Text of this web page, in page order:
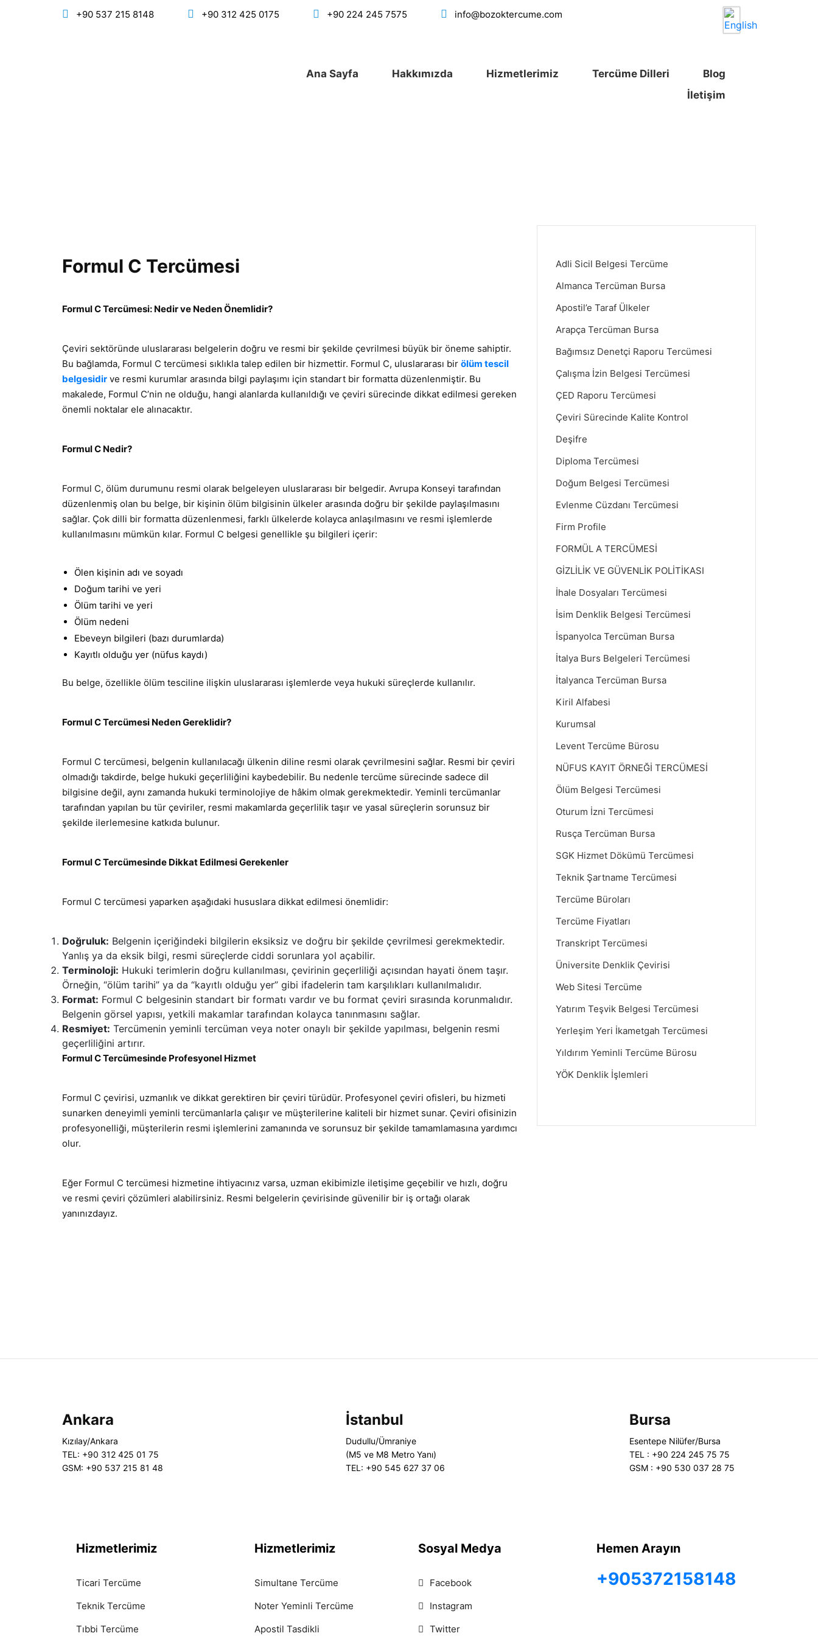
+90 537 215 8148 +90 312 425 0175 +90 224 245 7575 info@bozoktercume.com
Ana Sayfa Hakkımızda Hizmetlerimiz Tercüme Dilleri
Blog
İletişim
Formul C Tercümesi
Formul C Tercümesi: Nedir ve Neden Önemlidir?
Çeviri sektöründe uluslararası belgelerin doğru ve resmi bir şekilde çevrilmesi büyük bir öneme sahiptir.
Bu bağlamda, Formul C tercümesi sıklıkla talep edilen bir hizmettir. Formul C, uluslararası bir ölüm tescil
belgesidir ve resmi kurumlar arasında bilgi paylaşımı için standart bir formatta düzenlenmiştir. Bu
makalede, Formul C’nin ne olduğu, hangi alanlarda kullanıldığı ve çeviri sürecinde dikkat edilmesi gereken
önemli noktalar ele alınacaktır.
Formul C Nedir?
Formul C, ölüm durumunu resmi olarak belgeleyen uluslararası bir belgedir. Avrupa Konseyi tarafından
düzenlenmiş olan bu belge, bir kişinin ölüm bilgisinin ülkeler arasında doğru bir şekilde paylaşılmasını
sağlar. Çok dilli bir formatta düzenlenmesi, farklı ülkelerde kolayca anlaşılmasını ve resmi işlemlerde
kullanılmasını mümkün kılar. Formul C belgesi genellikle şu bilgileri içerir:
Ölen kişinin adı ve soyadı
Doğum tarihi ve yeri
Ölüm tarihi ve yeri
Ölüm nedeni
Ebeveyn bilgileri (bazı durumlarda)
Kayıtlı olduğu yer (nüfus kaydı)
Bu belge, özellikle ölüm tesciline ilişkin uluslararası işlemlerde veya hukuki süreçlerde kullanılır.
Formul C Tercümesi Neden Gereklidir?
Formul C tercümesi, belgenin kullanılacağı ülkenin diline resmi olarak çevrilmesini sağlar. Resmi bir çeviri
olmadığı takdirde, belge hukuki geçerliliğini kaybedebilir. Bu nedenle tercüme sürecinde sadece dil
bilgisine değil, aynı zamanda hukuki terminolojiye de hâkim olmak gerekmektedir. Yeminli tercümanlar
tarafından yapılan bu tür çeviriler, resmi makamlarda geçerlilik taşır ve yasal süreçlerin sorunsuz bir
şekilde ilerlemesine katkıda bulunur.
Formul C Tercümesinde Dikkat Edilmesi Gerekenler
Formul C tercümesi yaparken aşağıdaki hususlara dikkat edilmesi önemlidir:
Doğruluk: Belgenin içeriğindeki bilgilerin eksiksiz ve doğru bir şekilde çevrilmesi gerekmektedir.
Yanlış ya da eksik bilgi, resmi süreçlerde ciddi sorunlara yol açabilir.
Terminoloji: Hukuki terimlerin doğru kullanılması, çevirinin geçerliliği açısından hayati önem taşır.
Örneğin, “ölüm tarihi” ya da “kayıtlı olduğu yer” gibi ifadelerin tam karşılıkları kullanılmalıdır.
Format: Formul C belgesinin standart bir formatı vardır ve bu format çeviri sırasında korunmalıdır.
Belgenin görsel yapısı, yetkili makamlar tarafından kolayca tanınmasını sağlar.
Resmiyet: Tercümenin yeminli tercüman veya noter onaylı bir şekilde yapılması, belgenin resmi
geçerliliğini artırır.
Formul C Tercümesinde Profesyonel Hizmet
Formul C çevirisi, uzmanlık ve dikkat gerektiren bir çeviri türüdür. Profesyonel çeviri ofisleri, bu hizmeti
sunarken deneyimli yeminli tercümanlarla çalışır ve müşterilerine kaliteli bir hizmet sunar. Çeviri ofisinizin
profesyonelliği, müşterilerin resmi işlemlerini zamanında ve sorunsuz bir şekilde tamamlamasına yardımcı
olur.
Eğer Formul C tercümesi hizmetine ihtiyacınız varsa, uzman ekibimizle iletişime geçebilir ve hızlı, doğru
ve resmi çeviri çözümleri alabilirsiniz. Resmi belgelerin çevirisinde güvenilir bir iş ortağı olarak
yanınızdayız.
Adli Sicil Belgesi Tercüme
Almanca Tercüman Bursa
Apostil’e Taraf Ülkeler
Arapça Tercüman Bursa
Bağımsız Denetçi Raporu Tercümesi
Çalışma İzin Belgesi Tercümesi
ÇED Raporu Tercümesi
Çeviri Sürecinde Kalite Kontrol
Deşifre
Diploma Tercümesi
Doğum Belgesi Tercümesi
Evlenme Cüzdanı Tercümesi
Firm Profile
FORMÜL A TERCÜMESİ
GİZLİLİK VE GÜVENLİK POLİTİKASI
İhale Dosyaları Tercümesi
İsim Denklik Belgesi Tercümesi
İspanyolca Tercüman Bursa
İtalya Burs Belgeleri Tercümesi
İtalyanca Tercüman Bursa
Kiril Alfabesi
Kurumsal
Levent Tercüme Bürosu
NÜFUS KAYIT ÖRNEĞİ TERCÜMESİ
Ölüm Belgesi Tercümesi
Oturum İzni Tercümesi
Rusça Tercüman Bursa
SGK Hizmet Dökümü Tercümesi
Teknik Şartname Tercümesi
Tercüme Büroları
Tercüme Fiyatları
Transkript Tercümesi
Üniversite Denklik Çevirisi
Web Sitesi Tercüme
Yatırım Teşvik Belgesi Tercümesi
Yerleşim Yeri İkametgah Tercümesi
Yıldırım Yeminli Tercüme Bürosu
YÖK Denklik İşlemleri
Ankara
Kızılay/Ankara
TEL: +90 312 425 01 75
GSM: +90 537 215 81 48
İstanbul
Dudullu/Ümraniye
(M5 ve M8 Metro Yanı)
TEL: +90 545 627 37 06
Bursa
Esentepe Nilüfer/Bursa
TEL : +90 224 245 75 75
GSM : +90 530 037 28 75
Hizmetlerimiz
Ticari Tercüme
Teknik Tercüme
Tıbbi Tercüme
Hizmetlerimiz
Simultane Tercüme
Noter Yeminli Tercüme
Apostil Tasdikli
Sosyal Medya
Facebook
Instagram
Twitter
Hemen Arayın
+905372158148